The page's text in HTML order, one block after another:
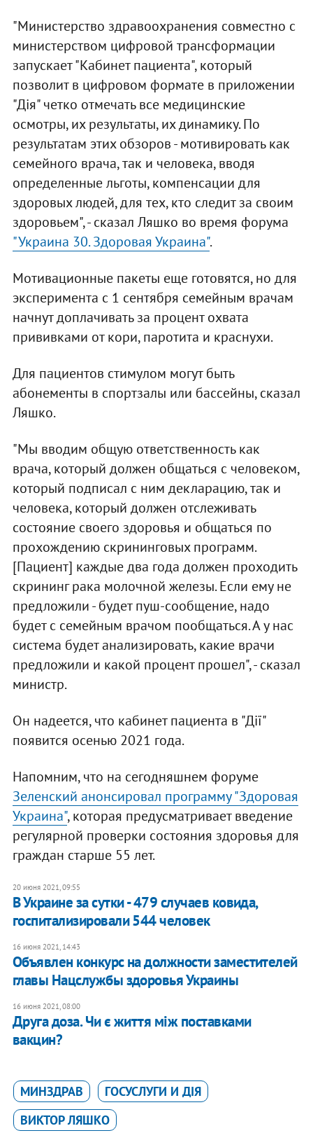
"Министерство здравоохранения совместно с
министерством цифровой трансформации
запускает "Кабинет пациента", который
позволит в цифровом формате в приложении
"Дія" четко отмечать все медицинские
осмотры, их результаты, их динамику. По
результатам этих обзоров - мотивировать как
семейного врача, так и человека, вводя
определенные льготы, компенсации для
здоровых людей, для тех, кто следит за своим
здоровьем", - сказал Ляшко во время форума
"Украина 30. Здоровая Украина".
Мотивационные пакеты еще готовятся, но для
эксперимента с 1 сентября семейным врачам
начнут доплачивать за процент охвата
прививками от кори, паротита и краснухи.
Для пациентов стимулом могут быть
абонементы в спортзалы или бассейны, сказал
Ляшко.
"Мы вводим общую ответственность как
врача, который должен общаться с человеком,
который подписал с ним декларацию, так и
человека, который должен отслеживать
состояние своего здоровья и общаться по
прохождению скрининговых программ.
[Пациент] каждые два года должен проходить
скрининг рака молочной железы. Если ему не
предложили - будет пуш-сообщение, надо
будет с семейным врачом пообщаться. А у нас
система будет анализировать, какие врачи
предложили и какой процент прошел", - сказал
министр.
Он надеется, что кабинет пациента в "Дії"
появится осенью 2021 года.
Напомним, что на сегодняшнем форуме
Зеленский анонсировал программу "Здоровая
Украина", которая предусматривает введение
регулярной проверки состояния здоровья для
граждан старше 55 лет.
20 июня 2021, 09:55
В Украине за сутки - 479 случаев ковида,
госпитализировали 544 человек
16 июня 2021, 14:43
Объявлен конкурс на должности заместителей
главы Нацслужбы здоровья Украины
16 июня 2021, 08:00
Друга доза. Чи є життя між поставками
вакцин?
МИНЗДРАВ
ГОСУСЛУГИ И ДІЯ
ВИКТОР ЛЯШКО